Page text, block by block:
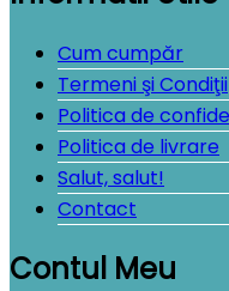
Cum cumpăr
Termeni şi Condiţii
Politica de
Politica de livrare
Salut, salut!
Contact
Contul Meu